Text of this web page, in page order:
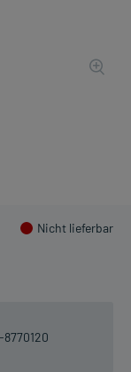
Nicht lieferbar
8770120